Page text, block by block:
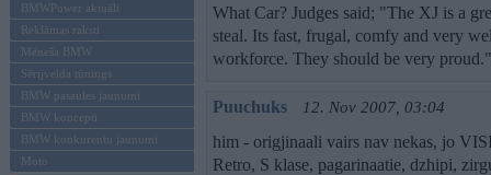
BMWPower aktuāli
Reklāmas raksti
Mēneša BMW
Sērijveida tūnings
BMW pasaules jaunumi
BMW koncepti
BMW konkurentu jaunumi
Moto
What Car? Judges said; "The XJ is a
steal. Its fast, frugal, comfy and very
workforce. They should be very proud."
Puuchuks 12. Nov 2007, 03:04
him - origjinaali vairs nav nekas, jo
Retro, S klase, pagarinaatie, dzhipi,